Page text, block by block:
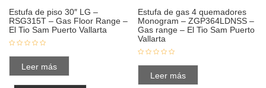
Estufa de piso 30″ LG –
RSG315T – Gas Floor Range –
El Tio Sam Puerto Vallarta
Leer más
Estufa de gas 4 quemadores
Monogram – ZGP364LDNSS –
Gas range – El Tio Sam Puerto
Vallarta
Leer más